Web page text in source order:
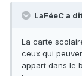
LaFéeC a
La carte
ceux qui
appart dans le